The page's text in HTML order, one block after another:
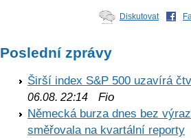
Diskutovat
Poslední zprávy
Širší index S&P 500 uzavírá
06.08. 22:14 Fio
Německá burza dnes bez
směřovala na kvartální reporty